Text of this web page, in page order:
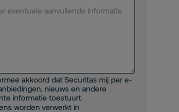
akkoord dat Securitas mij per e-
nieuws en andere
informatie toestuurt.
worden verwerkt in